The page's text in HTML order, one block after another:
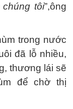
tôi”,ông
trong nước
đã lỗ nhiều,
thương lái sẽ
để chờ thị